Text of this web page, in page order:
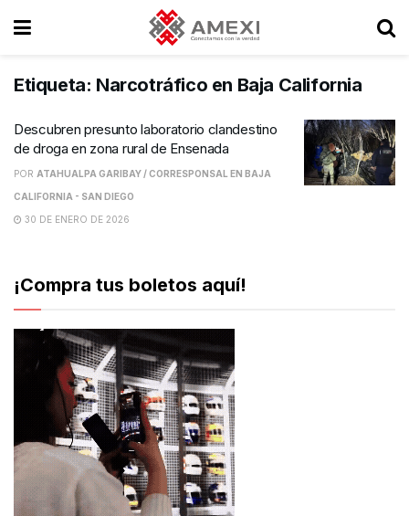
Etiqueta: Narcotráfico en Baja California
Descubren presunto laboratorio clandestino
de droga en zona rural de Ensenada
POR ATAHUALPA GARIBAY / CORRESPONSAL EN BAJA
CALIFORNIA - SAN DIEGO
30 DE ENERO DE 2026
¡Compra tus boletos aquí!